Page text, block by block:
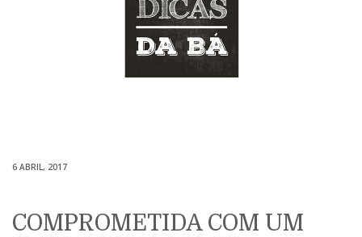
6 ABRIL, 2017
COMPROMETIDA COM UM